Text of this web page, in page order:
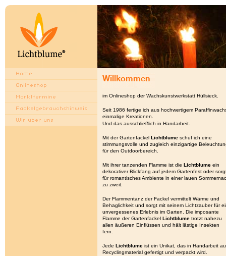
im Onlineshop der Wachskunstwerkstatt Hüllsieck.
Seit 1986 fertige ich aus hochwertigem
einmalige Kreationen.
Und das ausschließlich in Handarbeit.
Mit der Gartenfackel Lichtblume schuf ich eine
stimmungsvolle und zugleich einzigartige
für den Outdoorbereich.
Mit ihrer tanzenden Flamme ist die Lichtblume ein
dekorativer Blickfang auf jedem Gartenfest oder
für romantisches Ambiente in einer lauen
zu zweit.
Der Flammentanz der Fackel vermittelt Wärme und
Behaglichkeit und sorgt mit seinem Lichtzauber für
unvergessenes Erlebnis im Garten. Die imposante
Flamme der Gartenfackel Lichtblume trotzt nahezu
allen äußeren Einflüssen und hält lästige Insekten
fern.
Jede Lichtblume ist ein Unikat, das in Handarbeit
Recyclingmaterial gefertigt und verpackt wird.